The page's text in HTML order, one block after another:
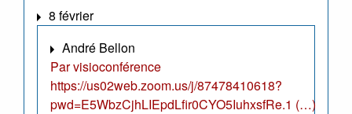
8 février
André Bellon
Par visioconférence
https://us02web.zoom.us/j/87478410618?
pwd=E5WbzCjhLIEpdLfir0CYO5IuhxsfRe.1 (…)